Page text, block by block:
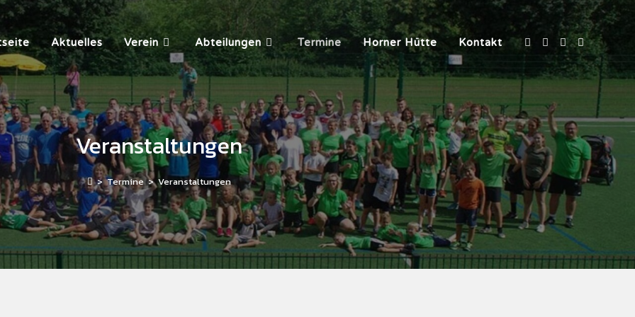
Aktuelles Verein Abteilungen Termine Horner Hütte Kontakt
Veranstaltungen
> Termine > Veranstaltungen